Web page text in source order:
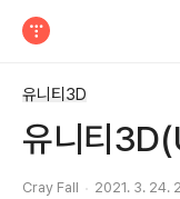
유니티3D
유니티
Cray Fall 2021. 3. 24.